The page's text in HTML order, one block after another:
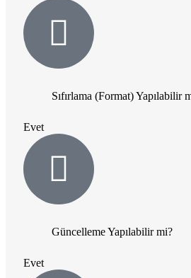
Sıfırlama (Format) Yapılabilir
Evet
Güncelleme Yapılabilir mi?
Evet